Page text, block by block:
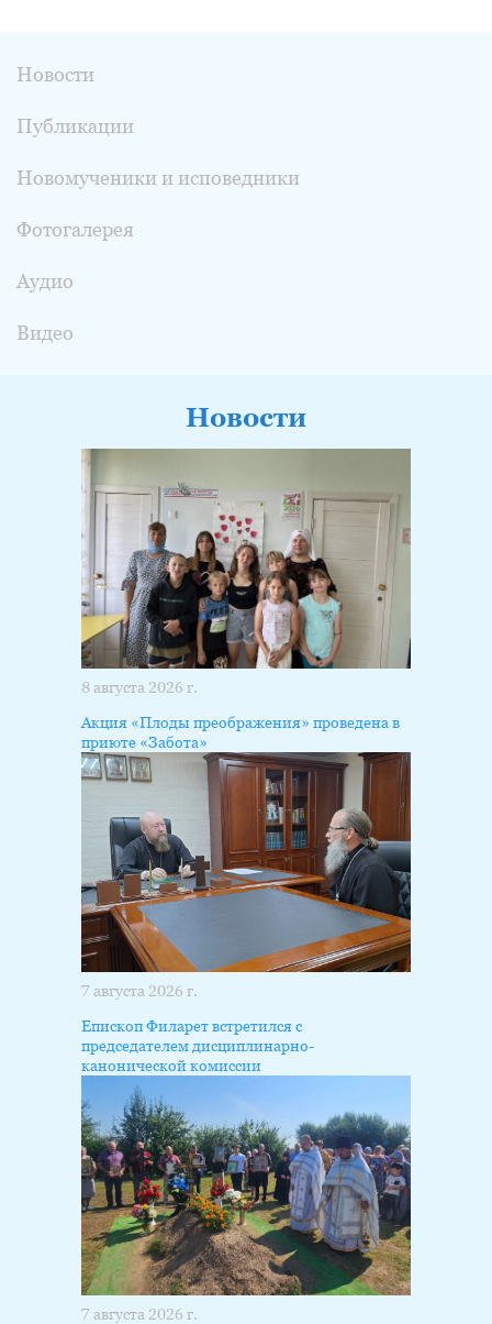
Новости
Публикации
Новомученики и исповедники
Фотогалерея
Аудио
Видео
Новости
8 августа 2026 г.
Акция «Плоды преображения» проведена в
приюте «Забота»
7 августа 2026 г.
Епископ Филарет встретился с
председателем дисциплинарно-
канонической комиссии
7 августа 2026 г.